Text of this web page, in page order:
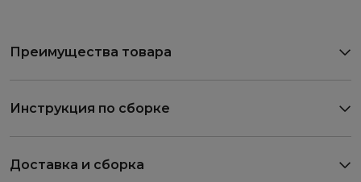
Преимущества товара
Инструкция по сборке
Доставка и сборка